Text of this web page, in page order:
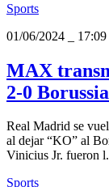
Sports
01/06/2024
17:09
MAX
2-0
Real Madrid se
al dejar “KO” al
Vinicius Jr. fueron
Sports